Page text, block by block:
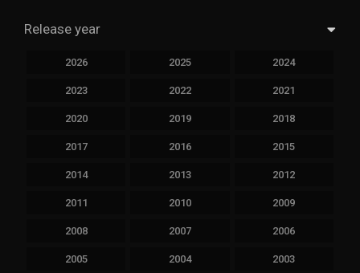
Release year
2026 2025 2024
2023 2022 2021
2020 2019 2018
2017 2016 2015
2014 2013 2012
2011 2010 2009
2008 2007 2006
2005 2004 2003